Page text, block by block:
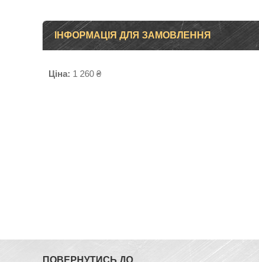
ІНФОРМАЦІЯ ДЛЯ ЗАМОВЛЕННЯ
Ціна: 1 260 ₴
ПОВЕРНУТИСЬ ДО